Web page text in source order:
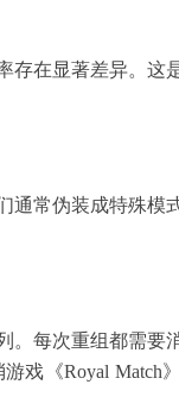
存在显著差异。这
常伪装成特殊模
每次重组都需要
《Royal Match